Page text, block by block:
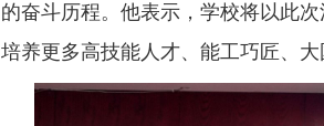
的奋斗历程。他表示，学校将以此
培养更多高技能人才、能工巧匠、大